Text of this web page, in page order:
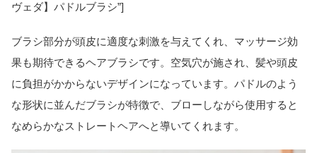
ヴェダ】パドルブラシ”]
ブラシ部分が頭皮に適度な刺激を与えてくれ、マッサージ効
果も期待できるヘアブラシです。空気穴が施され、髪や頭皮
に負担がかからないデザインになっています。パドルのよう
な形状に並んだブラシが特徴で、ブローしながら使用すると
なめらかなストレートヘアへと導いてくれます。